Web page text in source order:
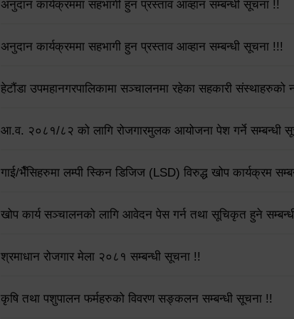
अनुदान कार्यक्रममा सहभागी हुन प्रस्ताव आव्हान सम्बन्धी सूचना !!
अनुदान कार्यक्रममा सहभागी हुन प्रस्ताव आव्हान सम्बन्धी सूचना !!!
हेटौंडा उपमहानगरपालिकामा सञ्चालनमा रहेका सहकारी संस्थाहरुको
आ.व. २०८१/८२ को लागि रोजगारमुलक आयोजना पेश गर्ने सम्बन्धी
गाई/भैँसिहरुमा लम्पी स्किन डिजिज (LSD) विरुद्ध खोप कार्यक्रम
खोप कार्य सञ्चालनको लागि आवेदन पेस गर्न तथा सूचिकृत हुने
श्रमाधान रोजगार मेला २०८१ सम्बन्धी सूचना !!
कृषि तथा पशुपालन फर्महरुको विवरण सङ्कलन सम्बन्धी सूचना !!